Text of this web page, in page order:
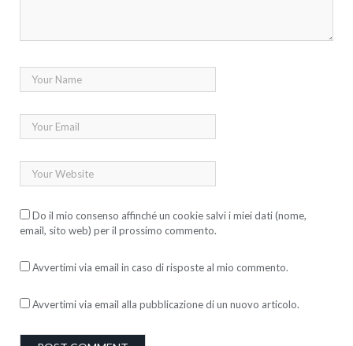
Do il mio consenso affinché un cookie salvi i miei dati (nome,
email, sito web) per il prossimo commento.
Avvertimi via email in caso di risposte al mio commento.
Avvertimi via email alla pubblicazione di un nuovo articolo.